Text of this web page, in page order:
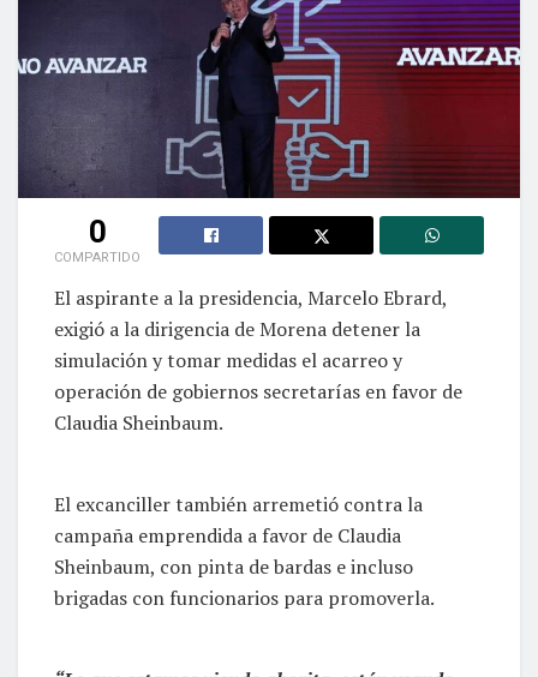
0
COMPARTIDO
El aspirante a la presidencia, Marcelo Ebrard,
exigió a la dirigencia de Morena detener la
simulación y tomar medidas el acarreo y
operación de gobiernos secretarías en favor de
Claudia Sheinbaum.
El excanciller también arremetió contra la
campaña emprendida a favor de Claudia
Sheinbaum, con pinta de bardas e incluso
brigadas con funcionarios para promoverla.